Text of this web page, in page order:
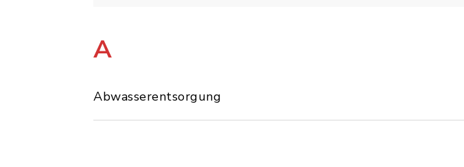
A
Abwasserentsorgung